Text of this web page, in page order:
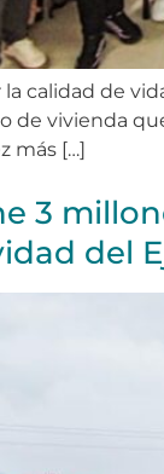
calidad de
de vivienda
más […]
3
del